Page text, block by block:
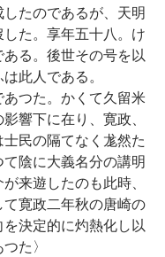
たのであるが、天明
た。享年五十八。け
る。後世その号を以
此人である。
つた。かくて久留米
響下に在り、寛政、
民の隔てなく尨然た
陰に大義名分の講明
来遊したのも此時、
寛政二年秋の唐崎の
決定的に灼熱化し以
た〉